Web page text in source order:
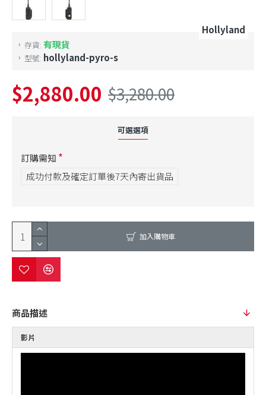
存貨: 有現貨
型號: hollyland-pyro-s
Hollyland
$2,880.00 $3,280.00
可選選項
訂購需知
成功付款及確定訂單後7天內寄出貨品
加入購物車
商品描述
影片